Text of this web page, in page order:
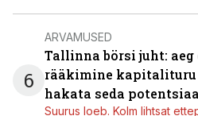
6
ARVAMUSED
Tallinna börsi juht: aeg
rääkimine
hakata seda
Suurus loeb. Kolm lihtsat